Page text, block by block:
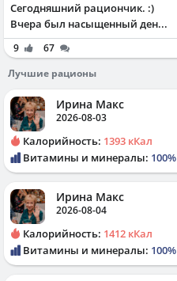
Сегодняшний рациончик. :)
Вчера был насыщенный ден...
9
67
Лучшие рационы
Ирина Макс
2026-08-03
Калорийность: 1393 кКал
Витамины и минералы: 100%
Ирина Макс
2026-08-04
Калорийность: 1412 кКал
Витамины и минералы: 100%